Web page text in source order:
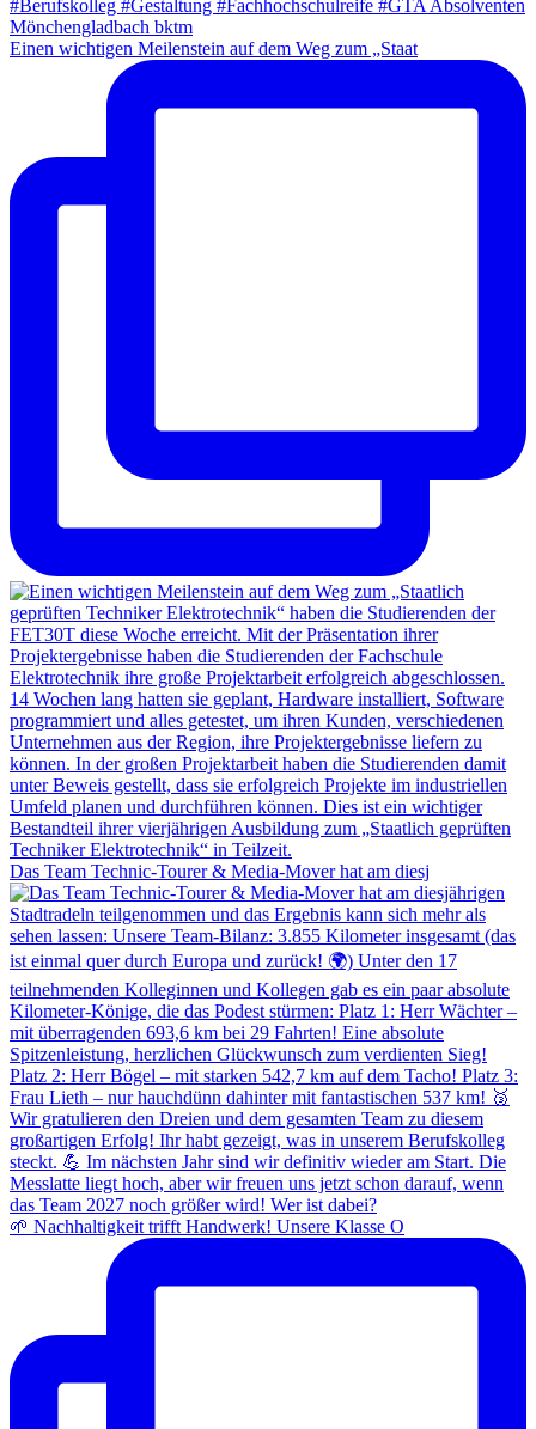
Einen wichtigen Meilenstein auf dem Weg zum „Staat
Das Team Technic-Tourer & Media-Mover hat am diesj
🌱 Nachhaltigkeit trifft Handwerk! Unsere Klasse O